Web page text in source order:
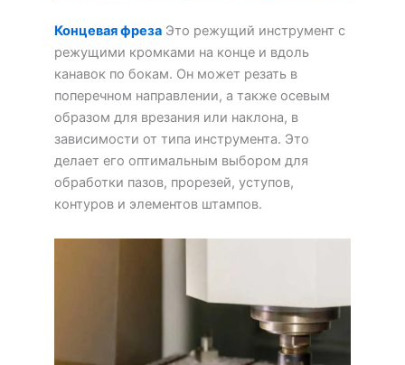
Концевая фреза Это режущий инструмент с
режущими кромками на конце и вдоль
канавок по бокам. Он может резать в
поперечном направлении, а также осевым
образом для врезания или наклона, в
зависимости от типа инструмента. Это
делает его оптимальным выбором для
обработки пазов, прорезей, уступов,
контуров и элементов штампов.